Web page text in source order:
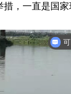
措，一直是国